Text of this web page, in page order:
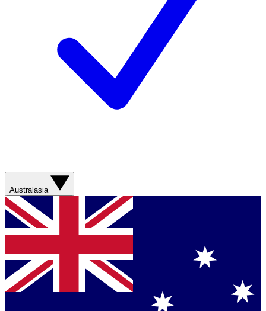
Australasia